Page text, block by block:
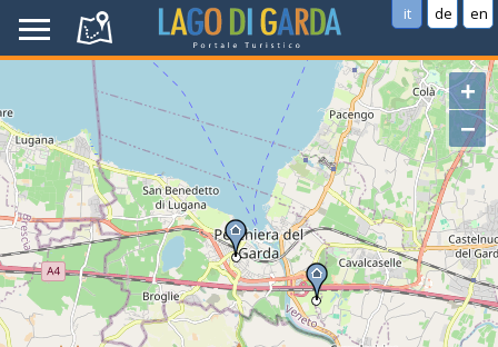
it de en
+
−